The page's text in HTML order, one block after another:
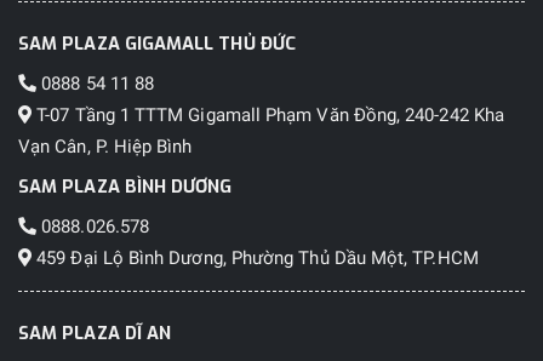
SAM PLAZA GIGAMALL THỦ ĐỨC
0888 54 11 88
T-07 Tầng 1 TTTM Gigamall Phạm Văn Đồng, 240-242 Kha
Vạn Cân, P. Hiệp Bình
SAM PLAZA BÌNH DƯƠNG
0888.026.578
459 Đại Lộ Bình Dương, Phường Thủ Dầu Một, TP.HCM
SAM PLAZA DĨ AN